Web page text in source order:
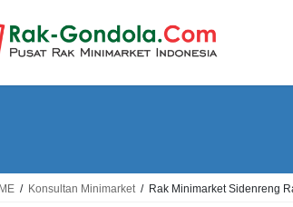
Konsultan Minimarket Rak Minimarket Sidenreng